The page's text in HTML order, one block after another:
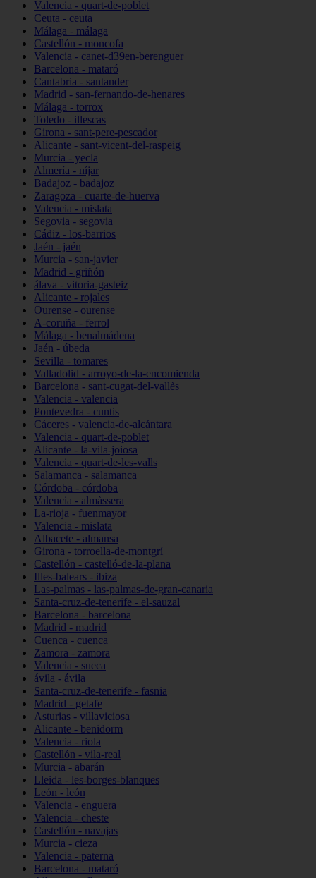
Valencia - quart-de-poblet
Ceuta - ceuta
Málaga - málaga
Castellón - moncofa
Valencia - canet-d39en-berenguer
Barcelona - mataró
Cantabria - santander
Madrid - san-fernando-de-henares
Málaga - torrox
Toledo - illescas
Girona - sant-pere-pescador
Alicante - sant-vicent-del-raspeig
Murcia - yecla
Almería - níjar
Badajoz - badajoz
Zaragoza - cuarte-de-huerva
Valencia - mislata
Segovia - segovia
Cádiz - los-barrios
Jaén - jaén
Murcia - san-javier
Madrid - griñón
álava - vitoria-gasteiz
Alicante - rojales
Ourense - ourense
A-coruña - ferrol
Málaga - benalmádena
Jaén - úbeda
Sevilla - tomares
Valladolid - arroyo-de-la-encomienda
Barcelona - sant-cugat-del-vallès
Valencia - valencia
Pontevedra - cuntis
Cáceres - valencia-de-alcántara
Valencia - quart-de-poblet
Alicante - la-vila-joiosa
Valencia - quart-de-les-valls
Salamanca - salamanca
Córdoba - córdoba
Valencia - almàssera
La-rioja - fuenmayor
Valencia - mislata
Albacete - almansa
Girona - torroella-de-montgrí
Castellón - castelló-de-la-plana
Illes-balears - ibiza
Las-palmas - las-palmas-de-gran-canaria
Santa-cruz-de-tenerife - el-sauzal
Barcelona - barcelona
Madrid - madrid
Cuenca - cuenca
Zamora - zamora
Valencia - sueca
ávila - ávila
Santa-cruz-de-tenerife - fasnia
Madrid - getafe
Asturias - villaviciosa
Alicante - benidorm
Valencia - riola
Castellón - vila-real
Murcia - abarán
Lleida - les-borges-blanques
León - león
Valencia - enguera
Valencia - cheste
Castellón - navajas
Murcia - cieza
Valencia - paterna
Barcelona - mataró